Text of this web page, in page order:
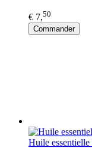
€ 7,50
Commander
Huile